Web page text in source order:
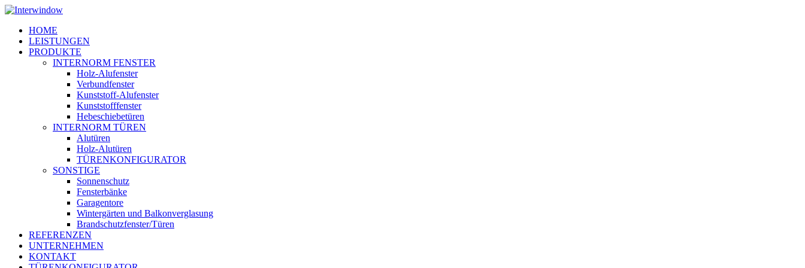
Skip
main
content
Menu
HOME
LEISTUNGEN
PRODUKTE
INTERNORM FENSTER
Holz-Alufenster
Verbundfenster
Kunststoff-Alufenster
Kunststofffenster
Hebeschiebetüren
INTERNORM TÜREN
Alutüren
Holz-Alutüren
TÜRENKONFIGURATOR
SONSTIGE
Sonnenschutz
Fensterbänke
Garagentore
Wintergärten und Balkonverglasung
Brandschutzfenster/Türen
REFERENZEN
UNTERNEHMEN
KONTAKT